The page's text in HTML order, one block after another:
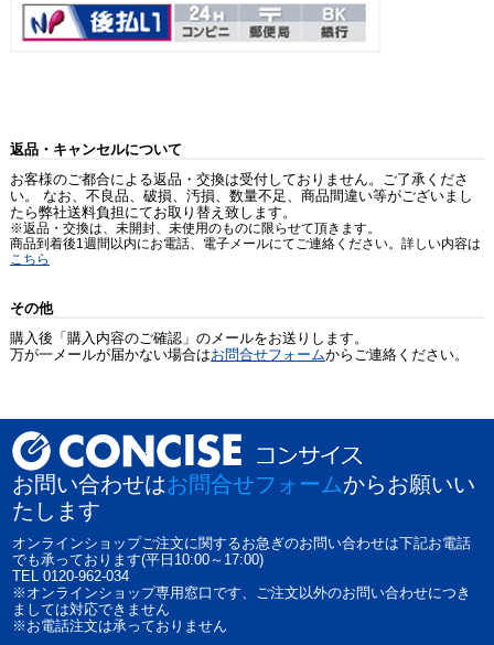
返品・キャンセルについて
お客様のご都合による返品・交換は受付しておりません。ご了承くださ
い。 なお、不良品、破損、汚損、数量不足、商品間違い等がございまし
たら弊社送料負担にてお取り替え致します。
※返品・交換は、未開封、未使用のものに限らせて頂きます。
商品到着後1週間以内にお電話、電子メールにてご連絡ください。詳しい内容は
こちら
その他
購入後「購入内容のご確認」のメールをお送りします。
万が一メールが届かない場合はお問合せフォームからご連絡ください。
お問い合わせはお問合せフォームからお願いい
たします
オンラインショップご注文に関するお急ぎのお問い合わせは下記お電話
でも承っております(平日10:00～17:00)
TEL 0120-962-034
※オンラインショップ専用窓口です、ご注文以外のお問い合わせにつき
ましては対応できません
※お電話注文は承っておりません